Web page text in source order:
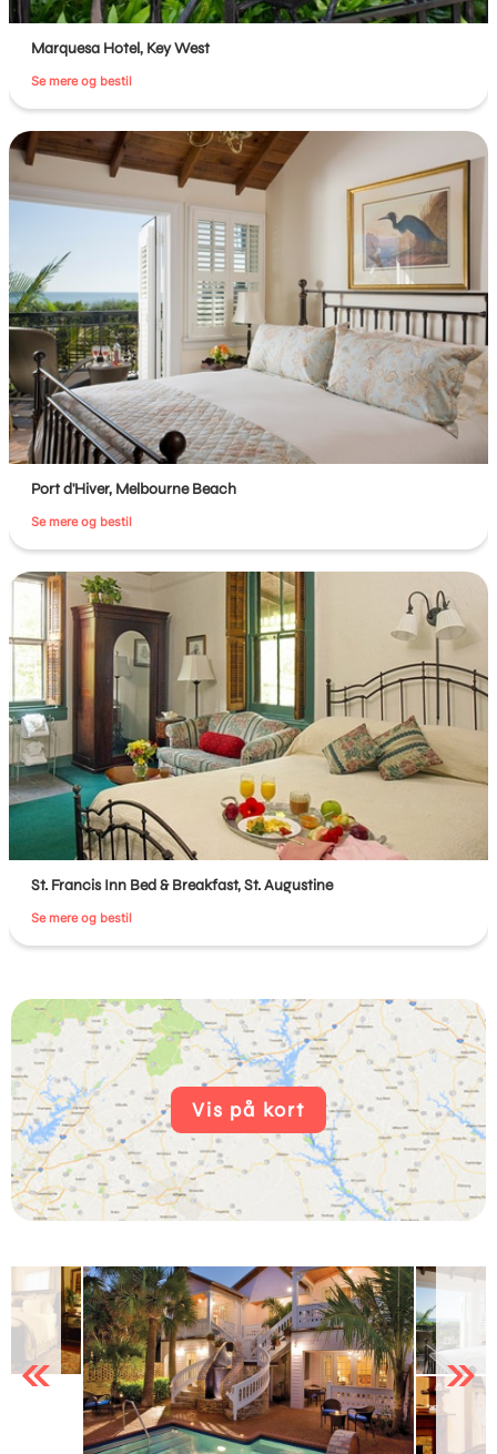
Marquesa Hotel, Key West
Se mere og bestil
Port d'Hiver, Melbourne Beach
Se mere og bestil
St. Francis Inn Bed & Breakfast, St. Augustine
Se mere og bestil
Vis på kort
Previous Next